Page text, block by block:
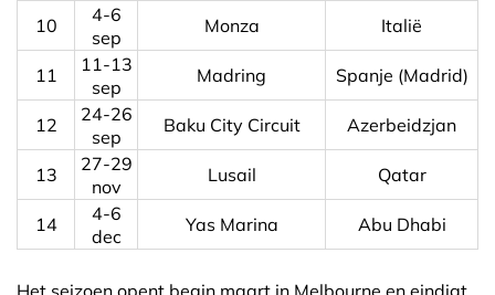
10
4-6
sep
Monza Italië
11
11-13
sep
Madring Spanje (Madrid)
12
24-26
sep
Baku City Circuit Azerbeidzjan
13
27-29
nov
Lusail Qatar
14
4-6
dec
Yas Marina Abu Dhabi
Het seizoen opent begin maart in Melbourne en eindigt